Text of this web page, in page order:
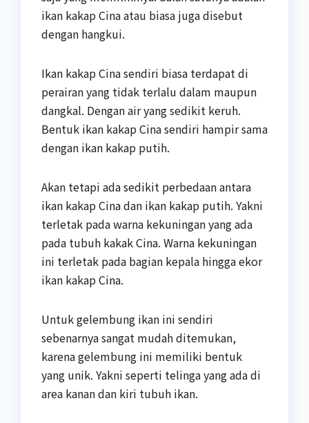
ikan kakap Cina atau biasa juga disebut
dengan hangkui.
Ikan kakap Cina sendiri biasa terdapat di
perairan yang tidak terlalu dalam maupun
dangkal. Dengan air yang sedikit keruh.
Bentuk ikan kakap Cina sendiri hampir sama
dengan ikan kakap putih.
Akan tetapi ada sedikit perbedaan antara
ikan kakap Cina dan ikan kakap putih. Yakni
terletak pada warna kekuningan yang ada
pada tubuh kakak Cina. Warna kekuningan
ini terletak pada bagian kepala hingga ekor
ikan kakap Cina.
Untuk gelembung ikan ini sendiri
sebenarnya sangat mudah ditemukan,
karena gelembung ini memiliki bentuk
yang unik. Yakni seperti telinga yang ada di
area kanan dan kiri tubuh ikan.